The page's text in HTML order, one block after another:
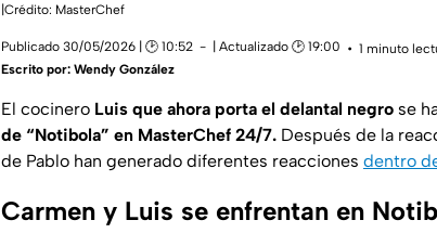
|Crédito: MasterChef
Publicado 30/05/2026 | 🕑 10:52 | Actualizado 🕑 19:00
1 minuto
Escrito por: Wendy González
El cocinero Luis que ahora porta el delantal negro se
de “Notibola” en MasterChef 24/7. Después de la
de Pablo han generado diferentes reacciones dentro
Carmen y Luis se enfrentan en